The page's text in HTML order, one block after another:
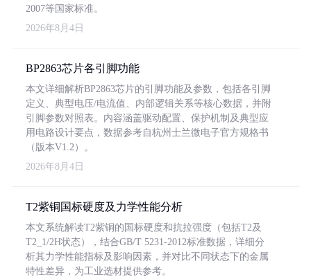
2007等国家标准。
2026年8月4日
BP2863芯片各引脚功能
本文详细解析BP2863芯片的引脚功能及参数，包括各引脚
定义、典型电压/电流值、内部逻辑关系等核心数据，并附
引脚参数对照表。内容涵盖驱动配置、保护机制及典型应
用电路设计要点，数据参考自杭州士兰微电子官方规格书
（版本V1.2）。
2026年8月4日
T2紫铜国标硬度及力学性能分析
本文系统解读T2紫铜的国标硬度和抗拉强度（包括T2及
T2_1/2H状态），结合GB/T 5231-2012标准数据，详细分
析其力学性能指标及影响因素，并对比不同状态下的金属
特性差异，为工业选材提供参考。